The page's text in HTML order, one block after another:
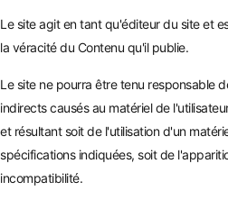
Le site agit en tant qu'éditeur du site et
la véracité du Contenu qu'il publie.
Le site ne pourra être tenu responsable
indirects causés au matériel de
et résultant soit de l'utilisation d'un
spécifications indiquées, soit de
incompatibilité.